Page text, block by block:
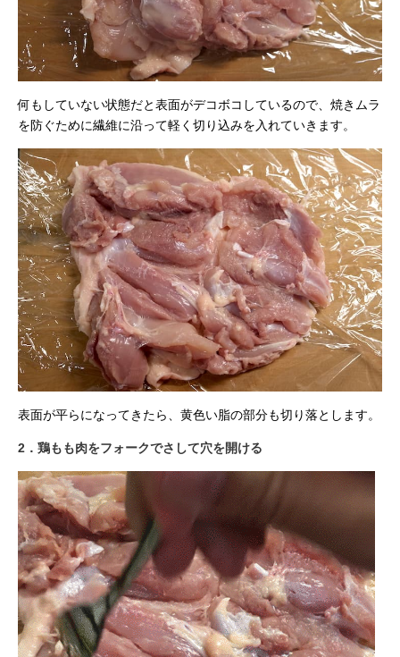
何もしていない状態だと表面がデコボコしているので、焼きムラ
を防ぐために繊維に沿って軽く切り込みを入れていきます。
表面が平らになってきたら、黄色い脂の部分も切り落とします。
2．鶏もも肉をフォークでさして穴を開ける